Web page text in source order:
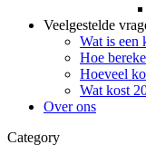
Veelgestelde
Wat is een
Hoe
Hoeveel
Wat kost
Over ons
Category